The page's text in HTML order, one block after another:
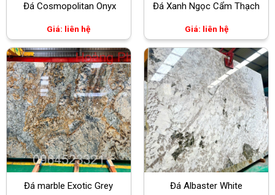
Đá Cosmopolitan Onyx
Giá: liên hệ
Đá Xanh Ngọc Cẩm Thạch
Giá: liên hệ
Đá marble Exotic Grey Đá Albaster White